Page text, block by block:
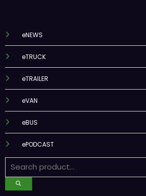
eNEWS
eTRUCK
eTRAILER
eVAN
eBUS
ePODCAST